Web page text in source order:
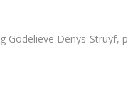
Denys-Struyf,